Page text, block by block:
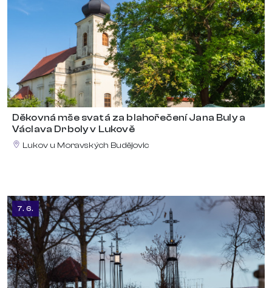
Děkovná mše svatá za blahořečení Jana Buly a
Václava Drboly v Lukově
Lukov u Moravských Budějovic
7. 6.